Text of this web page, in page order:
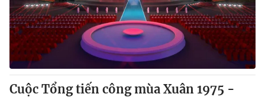
Cuộc Tổng tiến công mùa Xuân 1975 -